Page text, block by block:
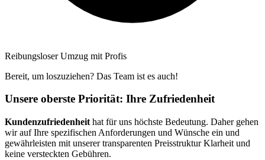
Reibungsloser Umzug mit Profis
Bereit, um loszuziehen? Das Team ist es auch!
Unsere oberste Priorität: Ihre Zufriedenheit
Kundenzufriedenheit hat für uns höchste Bedeutung. Daher gehen
wir auf Ihre spezifischen Anforderungen und Wünsche ein und
gewährleisten mit unserer transparenten Preisstruktur Klarheit und
keine versteckten Gebühren.